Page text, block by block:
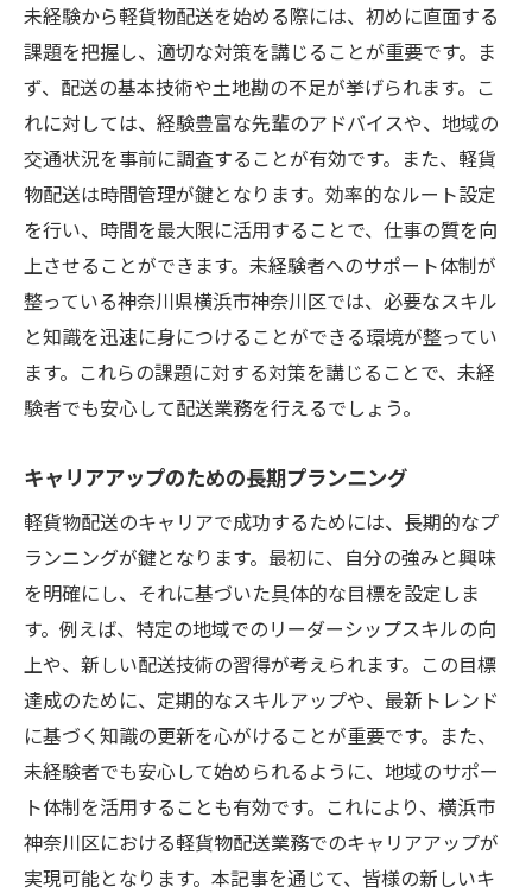
未経験から軽貨物配送を始める際には、初めに直面する
課題を把握し、適切な対策を講じることが重要です。ま
ず、配送の基本技術や土地勘の不足が挙げられます。こ
れに対しては、経験豊富な先輩のアドバイスや、地域の
交通状況を事前に調査することが有効です。また、軽貨
物配送は時間管理が鍵となります。効率的なルート設定
を行い、時間を最大限に活用することで、仕事の質を向
上させることができます。未経験者へのサポート体制が
整っている神奈川県横浜市神奈川区では、必要なスキル
と知識を迅速に身につけることができる環境が整ってい
ます。これらの課題に対する対策を講じることで、未経
験者でも安心して配送業務を行えるでしょう。
キャリアアップのための長期プランニング
軽貨物配送のキャリアで成功するためには、長期的なプ
ランニングが鍵となります。最初に、自分の強みと興味
を明確にし、それに基づいた具体的な目標を設定しま
す。例えば、特定の地域でのリーダーシップスキルの向
上や、新しい配送技術の習得が考えられます。この目標
達成のために、定期的なスキルアップや、最新トレンド
に基づく知識の更新を心がけることが重要です。また、
未経験者でも安心して始められるように、地域のサポー
ト体制を活用することも有効です。これにより、横浜市
神奈川区における軽貨物配送業務でのキャリアアップが
実現可能となります。本記事を通じて、皆様の新しいキ